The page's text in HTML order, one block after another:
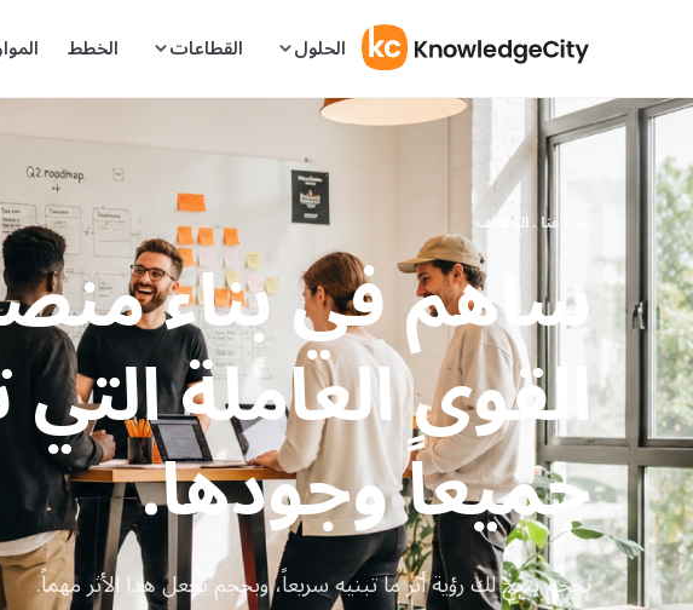
الحلول القطاعات الخطط
نبذة عنا . الوظائف
ساهم في بناء
القوى العاملة التي
جميعاً وجودها.
بحجم يتيح لك رؤية أثر ما تبنيه سريعاً، وبحجم يجعل هذا الأثر مهماً.